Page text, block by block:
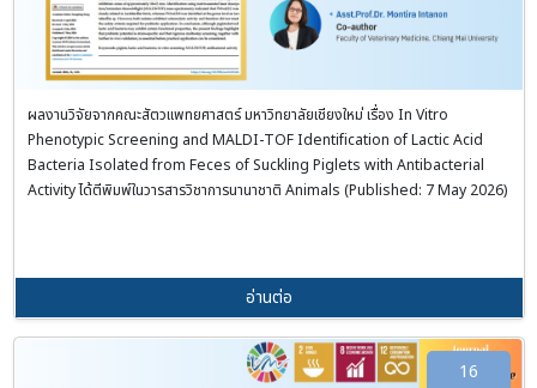
ผลงานวิจัยจากคณะสัตวแพทยศาสตร์ มหาวิทยาลัยเชียงใหม่ เรื่อง In Vitro
Phenotypic Screening and MALDI-TOF Identification of Lactic Acid
Bacteria Isolated from Feces of Suckling Piglets with Antibacterial
Activity ได้ตีพิมพ์ในวารสารวิชาการนานาชาติ Animals (Published: 7 May 2026)
อ่านต่อ
16